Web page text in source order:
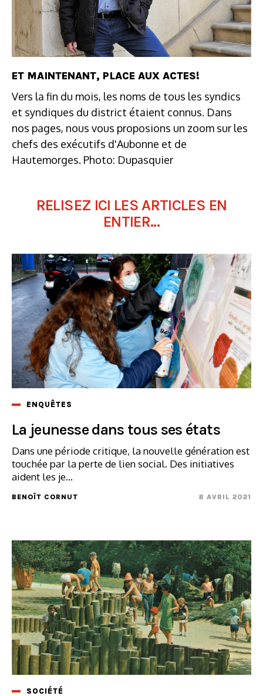
ET MAINTENANT, PLACE AUX ACTES!
Vers la fin du mois, les noms de tous les syndics
et syndiques du district étaient connus. Dans
nos pages, nous vous proposions un zoom sur les
chefs des exécutifs d'Aubonne et de
Hautemorges. Photo: Dupasquier
RELISEZ ICI LES ARTICLES EN
ENTIER...
ENQUÊTES
La jeunesse dans tous ses états
Dans une période critique, la nouvelle génération est
touchée par la perte de lien social. Des initiatives
aident les je...
BENOÎT CORNUT 8 AVRIL 2021
SOCIÉTÉ